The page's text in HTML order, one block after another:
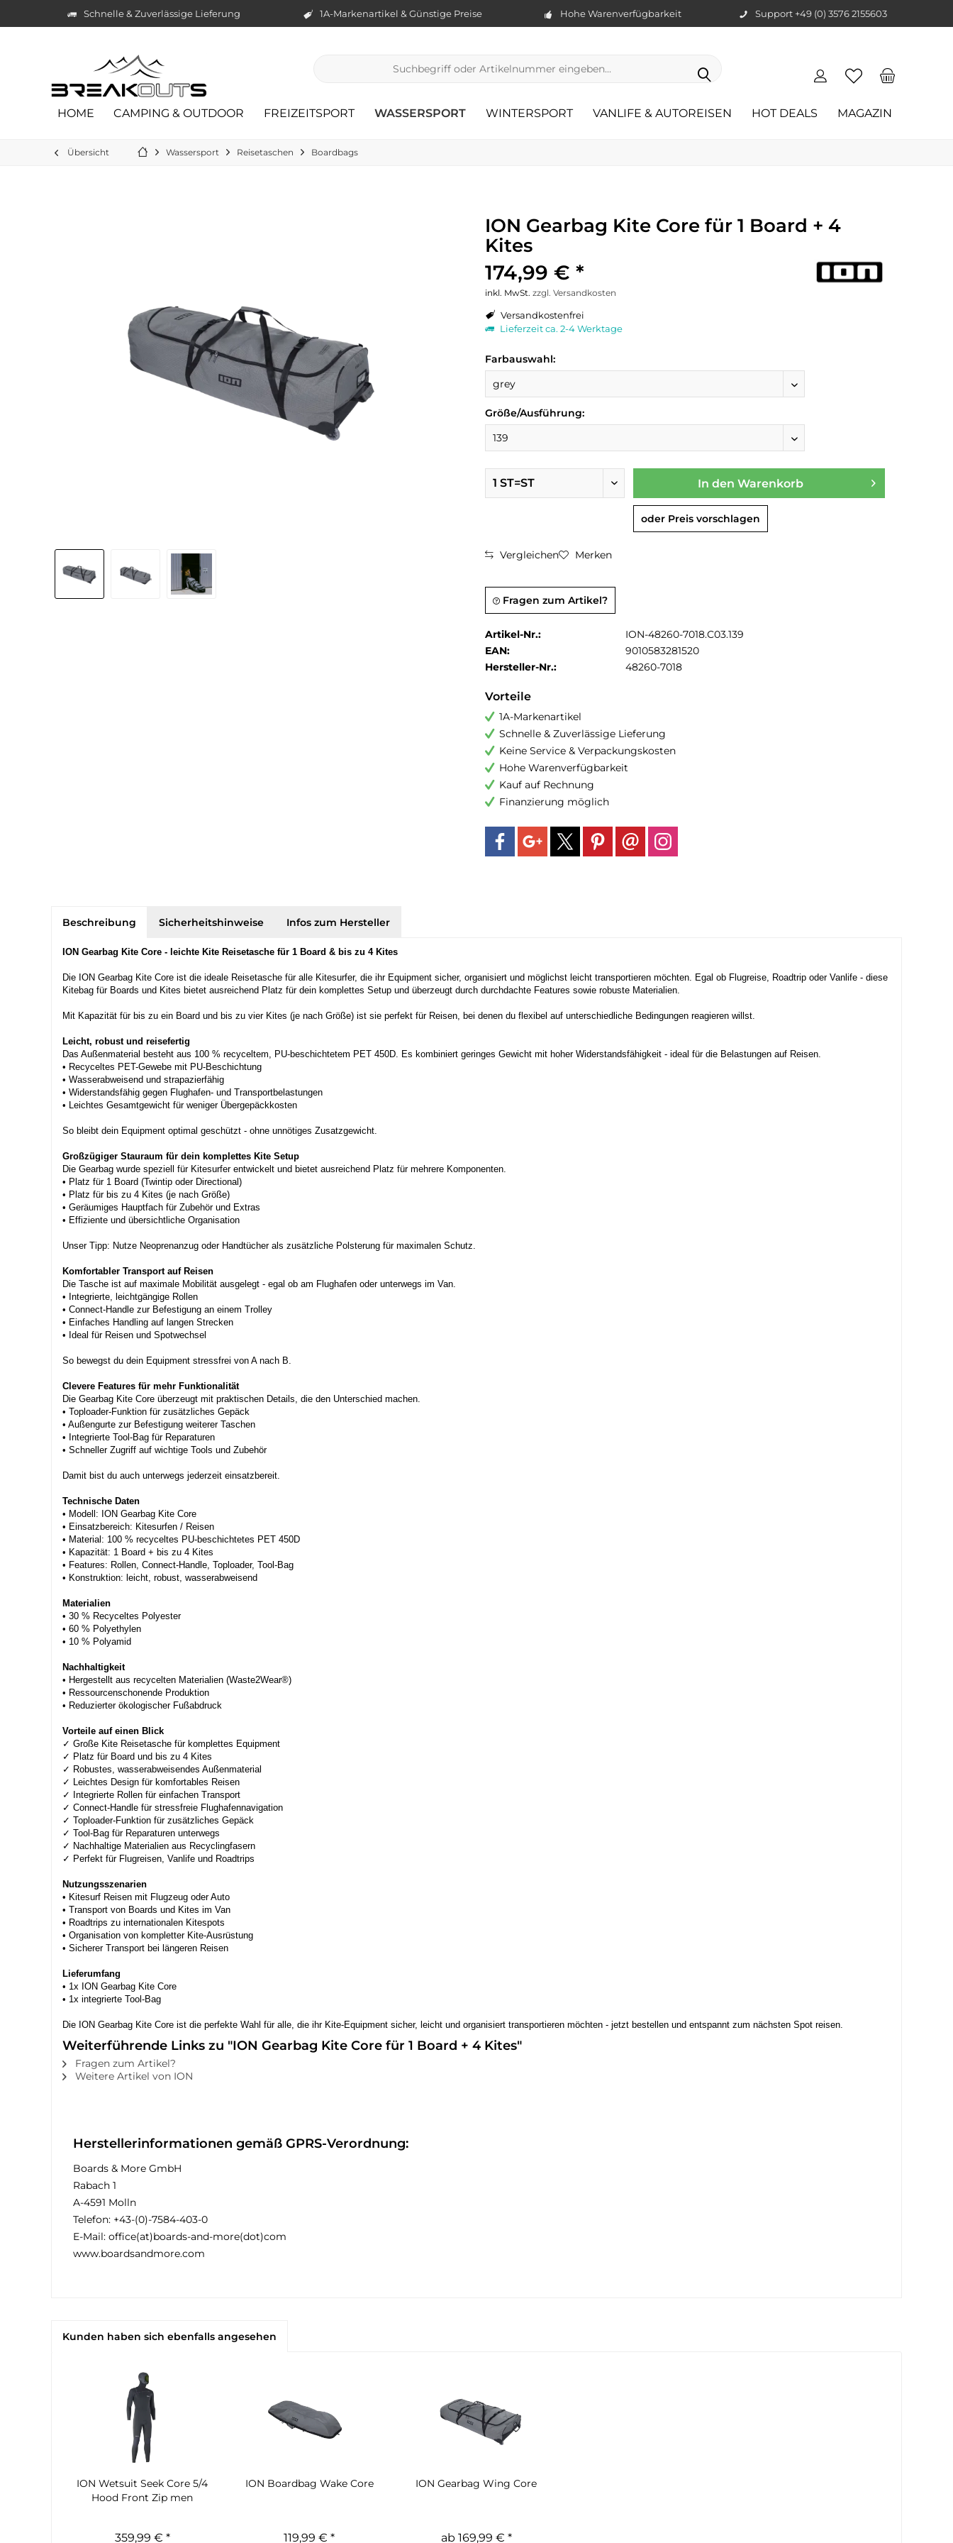
Schnelle & Zuverlässige Lieferung 1A-Markenartikel & Günstige Preise Hohe Warenverfügbarkeit Support +49 (0) 3576 2155603
HOME CAMPING & OUTDOOR FREIZEITSPORT WASSERSPORT WINTERSPORT VANLIFE & AUTOREISEN HOT DEALS MAGAZIN
Übersicht Wassersport Reisetaschen Boardbags
ION Gearbag Kite Core für 1 Board + 4
Kites
174,99 € *
inkl. MwSt. zzgl. Versandkosten
Versandkostenfrei
Lieferzeit ca. 2-4 Werktage
Farbauswahl:
Größe/Ausführung:
In den Warenkorb
oder Preis vorschlagen
Vergleichen Merken
Fragen zum Artikel?
Artikel-Nr.:
ION-48260-7018.C03.139
EAN:
9010583281520
Hersteller-Nr.:
48260-7018
Vorteile
1A-Markenartikel
Schnelle & Zuverlässige Lieferung
Keine Service & Verpackungskosten
Hohe Warenverfügbarkeit
Kauf auf Rechnung
Finanzierung möglich
Beschreibung Sicherheitshinweise Infos zum Hersteller
ION Gearbag Kite Core - leichte Kite Reisetasche für 1 Board & bis zu 4 Kites
Die ION Gearbag Kite Core ist die ideale Reisetasche für alle Kitesurfer, die ihr Equipment sicher, organisiert und möglichst leicht transportieren möchten. Egal ob Flugreise, Roadtrip oder Vanlife - diese
Kitebag für Boards und Kites bietet ausreichend Platz für dein komplettes Setup und überzeugt durch durchdachte Features sowie robuste Materialien.
Mit Kapazität für bis zu ein Board und bis zu vier Kites (je nach Größe) ist sie perfekt für Reisen, bei denen du flexibel auf unterschiedliche Bedingungen reagieren willst.
Leicht, robust und reisefertig
Das Außenmaterial besteht aus 100 % recyceltem, PU-beschichtetem PET 450D. Es kombiniert geringes Gewicht mit hoher Widerstandsfähigkeit - ideal für die Belastungen auf Reisen.
• Recyceltes PET-Gewebe mit PU-Beschichtung
• Wasserabweisend und strapazierfähig
• Widerstandsfähig gegen Flughafen- und Transportbelastungen
• Leichtes Gesamtgewicht für weniger Übergepäckkosten
So bleibt dein Equipment optimal geschützt - ohne unnötiges Zusatzgewicht.
Großzügiger Stauraum für dein komplettes Kite Setup
Die Gearbag wurde speziell für Kitesurfer entwickelt und bietet ausreichend Platz für mehrere Komponenten.
• Platz für 1 Board (Twintip oder Directional)
• Platz für bis zu 4 Kites (je nach Größe)
• Geräumiges Hauptfach für Zubehör und Extras
• Effiziente und übersichtliche Organisation
Unser Tipp: Nutze Neoprenanzug oder Handtücher als zusätzliche Polsterung für maximalen Schutz.
Komfortabler Transport auf Reisen
Die Tasche ist auf maximale Mobilität ausgelegt - egal ob am Flughafen oder unterwegs im Van.
• Integrierte, leichtgängige Rollen
• Connect-Handle zur Befestigung an einem Trolley
• Einfaches Handling auf langen Strecken
• Ideal für Reisen und Spotwechsel
So bewegst du dein Equipment stressfrei von A nach B.
Clevere Features für mehr Funktionalität
Die Gearbag Kite Core überzeugt mit praktischen Details, die den Unterschied machen.
• Toploader-Funktion für zusätzliches Gepäck
• Außengurte zur Befestigung weiterer Taschen
• Integrierte Tool-Bag für Reparaturen
• Schneller Zugriff auf wichtige Tools und Zubehör
Damit bist du auch unterwegs jederzeit einsatzbereit.
Technische Daten
• Modell: ION Gearbag Kite Core
• Einsatzbereich: Kitesurfen / Reisen
• Material: 100 % recyceltes PU-beschichtetes PET 450D
• Kapazität: 1 Board + bis zu 4 Kites
• Features: Rollen, Connect-Handle, Toploader, Tool-Bag
• Konstruktion: leicht, robust, wasserabweisend
Materialien
• 30 % Recyceltes Polyester
• 60 % Polyethylen
• 10 % Polyamid
Nachhaltigkeit
• Hergestellt aus recycelten Materialien (Waste2Wear®)
• Ressourcenschonende Produktion
• Reduzierter ökologischer Fußabdruck
Vorteile auf einen Blick
✓ Große Kite Reisetasche für komplettes Equipment
✓ Platz für Board und bis zu 4 Kites
✓ Robustes, wasserabweisendes Außenmaterial
✓ Leichtes Design für komfortables Reisen
✓ Integrierte Rollen für einfachen Transport
✓ Connect-Handle für stressfreie Flughafennavigation
✓ Toploader-Funktion für zusätzliches Gepäck
✓ Tool-Bag für Reparaturen unterwegs
✓ Nachhaltige Materialien aus Recyclingfasern
✓ Perfekt für Flugreisen, Vanlife und Roadtrips
Nutzungsszenarien
• Kitesurf Reisen mit Flugzeug oder Auto
• Transport von Boards und Kites im Van
• Roadtrips zu internationalen Kitespots
• Organisation von kompletter Kite-Ausrüstung
• Sicherer Transport bei längeren Reisen
Lieferumfang
• 1x ION Gearbag Kite Core
• 1x integrierte Tool-Bag
Die ION Gearbag Kite Core ist die perfekte Wahl für alle, die ihr Kite-Equipment sicher, leicht und organisiert transportieren möchten - jetzt bestellen und entspannt zum nächsten Spot reisen.
Weiterführende Links zu "ION Gearbag Kite Core für 1 Board + 4 Kites"
Fragen zum Artikel?
Weitere Artikel von ION
Herstellerinformationen gemäß GPRS-Verordnung:
Boards & More GmbH
Rabach 1
A-4591 Molln
Telefon: +43-(0)-7584-403-0
E-Mail: office(at)boards-and-more(dot)com
www.boardsandmore.com
Kunden haben sich ebenfalls angesehen
ION Wetsuit Seek Core 5/4
Hood Front Zip men
359,99 € *
ION Boardbag Wake Core
119,99 € *
ION Gearbag Wing Core
ab 169,99 € *